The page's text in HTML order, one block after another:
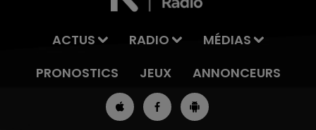
ACTUS RADIO
MÉDIAS
PRONOSTICS
JEUX ANNONCEURS